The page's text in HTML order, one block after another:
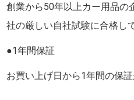
創業から50年以上カー用品の
社の厳しい自社試験に合格し
●1年間保証
お買い上げ日から1年間の保